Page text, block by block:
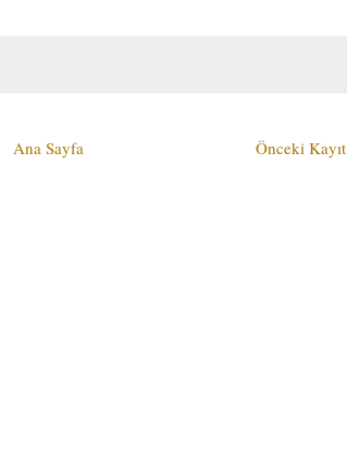
Önceki Kayıt
Ana Sayfa